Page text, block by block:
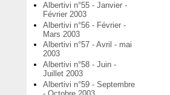
Albertivi n°55 - Janvier -
Février 2003
Albertivi n°56 - Février -
Mars 2003
Albertivi n°57 - Avril - mai
2003
Albertivi n°58 - Juin -
Juillet 2003
Albertivi n°59 - Septembre